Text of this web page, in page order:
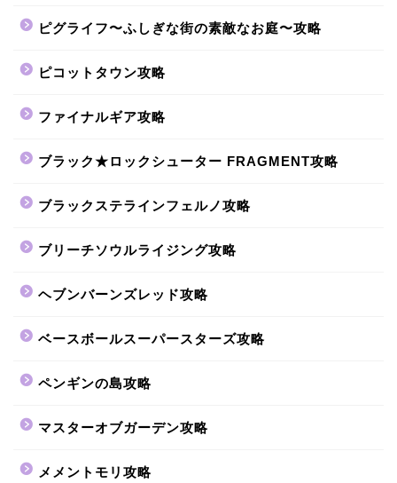
ピグライフ〜ふしぎな街の素敵なお庭〜攻略
ピコットタウン攻略
ファイナルギア攻略
ブラック★ロックシューター FRAGMENT攻略
ブラックステラインフェルノ攻略
ブリーチソウルライジング攻略
ヘブンバーンズレッド攻略
ベースボールスーパースターズ攻略
ペンギンの島攻略
マスターオブガーデン攻略
メメントモリ攻略